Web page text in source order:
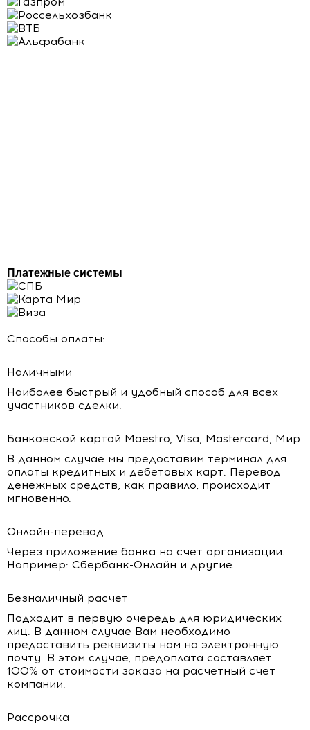
Платежные системы
Способы оплаты:
Наличными
Наиболее быстрый и удобный способ для всех
участников сделки.
Банковской картой Maestro, Visa, Mastercard, Мир
В данном случае мы предоставим терминал для
оплаты кредитных и дебетовых карт. Перевод
денежных средств, как правило, происходит
мгновенно.
Онлайн-перевод
Через приложение банка на счет организации.
Например: Сбербанк-Онлайн и другие.
Безналичный расчет
Подходит в первую очередь для юридических
лиц. В данном случае Вам необходимо
предоставить реквизиты нам на электронную
почту. В этом случае, предоплата составляет
100% от стоимости заказа на расчетный счет
компании.
Рассрочка